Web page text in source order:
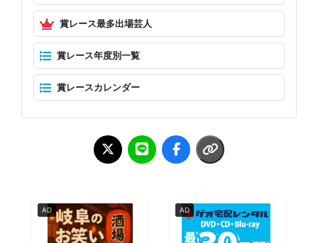
賞レース最多出場芸人
賞レース年度別一覧
賞レースカレンダー
AD AD